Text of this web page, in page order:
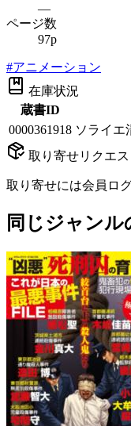
—
ページ数
97p
#アニメーション
在庫状況
蔵書ID
0000361918 ソライエ
取り寄せリクエス
取り寄せには会員ロ
同じジャンル